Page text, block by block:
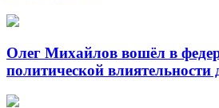
Олег Михайлов вошёл в
политической влиятельности